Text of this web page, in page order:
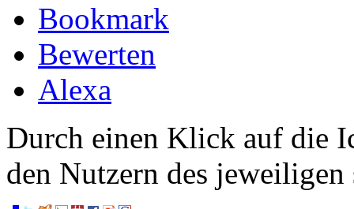
Bookmark
Bewerten
Alexa
Durch einen Klick auf die
den Nutzern des